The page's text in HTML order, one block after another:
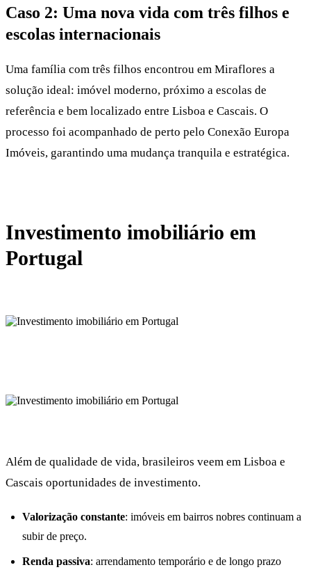
Caso 2: Uma nova vida com três filhos e
escolas internacionais
Uma família com três filhos encontrou em Miraflores a
solução ideal: imóvel moderno, próximo a escolas de
referência e bem localizado entre Lisboa e Cascais. O
processo foi acompanhado de perto pelo Conexão Europa
Imóveis, garantindo uma mudança tranquila e estratégica.
Investimento imobiliário em
Portugal
Além de qualidade de vida, brasileiros veem em Lisboa e
Cascais oportunidades de investimento.
Valorização constante: imóveis em bairros nobres continuam a
subir de preço.
Renda passiva: arrendamento temporário e de longo prazo